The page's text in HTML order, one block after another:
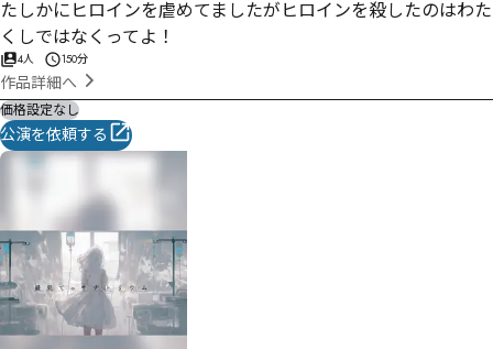
たしかにヒロインを虐めてましたがヒロインを殺したのはわた
くしではなくってよ！
4人 150分
作品詳細へ
価格設定なし
公演を依頼する